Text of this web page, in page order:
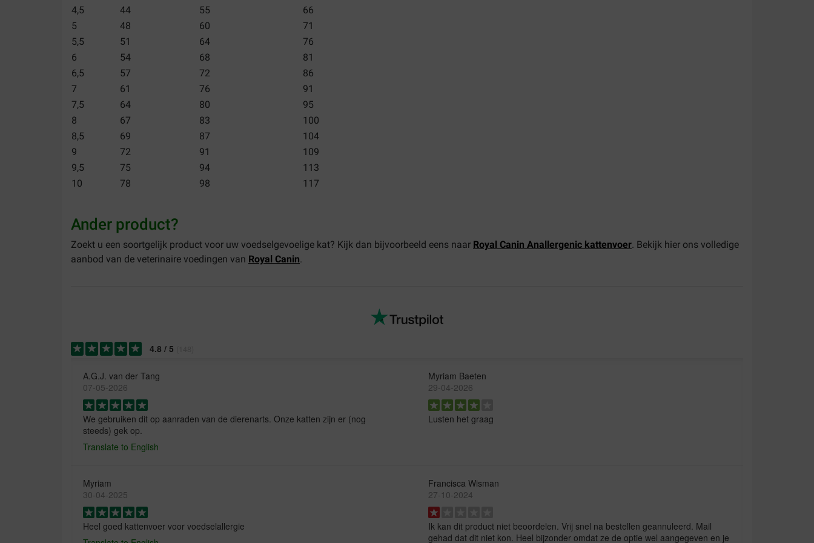
4,5
44 55
66
5
48 60
71
5,5
51 64
76
6
54 68
81
6,5
57 72
86
7
61 76
91
7,5
64 80
95
8
67 83
100
8,5
69 87
104
9
72 91
109
9,5
75 94
113
10
78 98 117
Ander product?
Zoekt u een soortgelijk product voor uw voedselgevoelige kat? Kijk dan bijvoorbeeld eens naar Royal Canin Anallergenic kattenvoer. Bekijk hier ons volledige
aanbod van de veterinaire voedingen van Royal Canin.
4.8 / 5
A.G.J. van der Tang
07-05-2026
We gebruiken dit op aanraden van de dierenarts. Onze katten zijn er (nog
steeds) gek op.
Translate to English
Myriam Baeten
29-04-2026
Lusten het graag
Myriam
30-04-2025
Heel goed kattenvoer voor voedselallergie
Francisca Wisman
27-10-2024
Ik kan dit product niet beoordelen. Vrij snel na bestellen geannuleerd. Mail
gehad dat dit niet kon. Heel bijzonder omdat ze de optie wel aangegeven en je